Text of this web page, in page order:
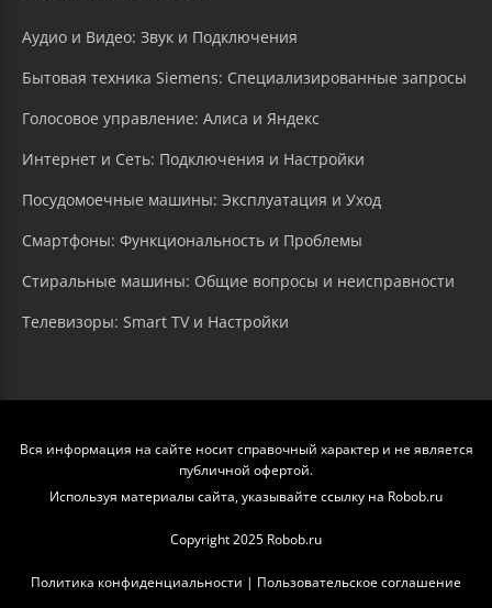
Аудио и Видео: Звук и Подключения
Бытовая техника Siemens: Специализированные запросы
Голосовое управление: Алиса и Яндекс
Интернет и Сеть: Подключения и Настройки
Посудомоечные машины: Эксплуатация и Уход
Смартфоны: Функциональность и Проблемы
Стиральные машины: Общие вопросы и неисправности
Телевизоры: Smart TV и Настройки
Вся информация на сайте носит справочный характер и не является
публичной офертой.
Используя материалы сайта, указывайте ссылку на Robob.ru
Copyright 2025 Robob.ru
Политика конфиденциальности | Пользовательское соглашение